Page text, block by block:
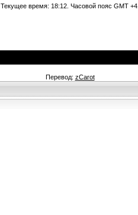
Текущее время: 18:12 . Часовой пояс GMT +4.
Перевод: zCarot